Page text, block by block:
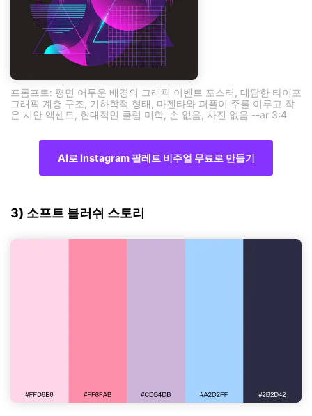
프롬프트: 평면 어두운 배경의 그래픽 이벤트 포스터, 대담한 타이포
그래픽 계층 구조, 기하학적 형태, 마젠타와 퍼플이 주를 이루고 작
은 시안 액센트, 현대적인 클럽 미학, 손 없음, 사진 없음 --ar 3:4
AI로 Instagram 팔레트 비주얼 무료로 만들기
3) 소프트 블러쉬 스토리